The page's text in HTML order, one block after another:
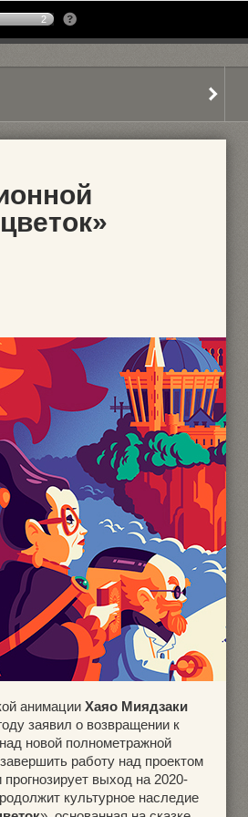
2
анимации Хаяо Миядзаки
заявил о возвращении к
новой полнометражной
работу над проектом
выход на 2020-
культурное наследие